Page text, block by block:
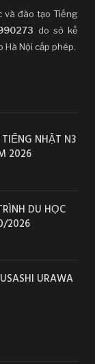
và đào tạo Tiếng
do sở kế
Hà Nội cấp phép.
NHẬT N3
2026
DU HỌC
2026
URAWA